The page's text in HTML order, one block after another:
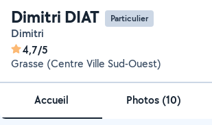
Dimitri DIAT Particulier
Dimitri
4,7/5
Grasse (Centre Ville Sud-Ouest)
Accueil Photos (10)